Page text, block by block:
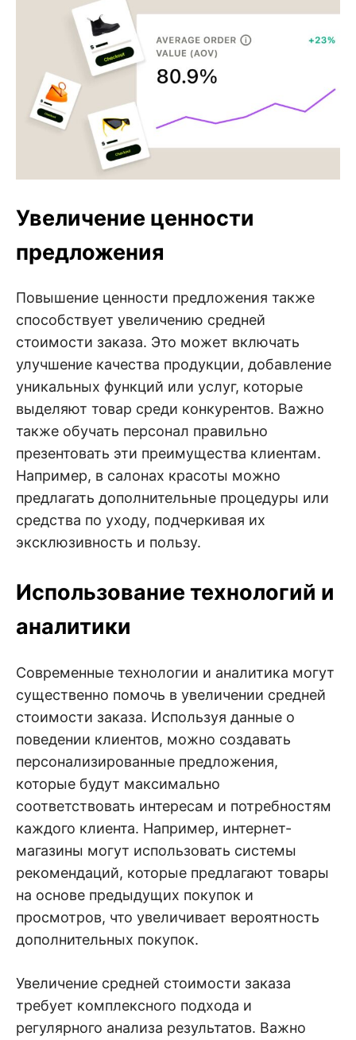
Увеличение ценности
предложения
Повышение ценности предложения также
способствует увеличению средней
стоимости заказа. Это может включать
улучшение качества продукции, добавление
уникальных функций или услуг, которые
выделяют товар среди конкурентов. Важно
также обучать персонал правильно
презентовать эти преимущества клиентам.
Например, в салонах красоты можно
предлагать дополнительные процедуры или
средства по уходу, подчеркивая их
эксклюзивность и пользу.
Использование технологий и
аналитики
Современные технологии и аналитика могут
существенно помочь в увеличении средней
стоимости заказа. Используя данные о
поведении клиентов, можно создавать
персонализированные предложения,
которые будут максимально
соответствовать интересам и потребностям
каждого клиента. Например, интернет-
магазины могут использовать системы
рекомендаций, которые предлагают товары
на основе предыдущих покупок и
просмотров, что увеличивает вероятность
дополнительных покупок.
Увеличение средней стоимости заказа
требует комплексного подхода и
регулярного анализа результатов. Важно